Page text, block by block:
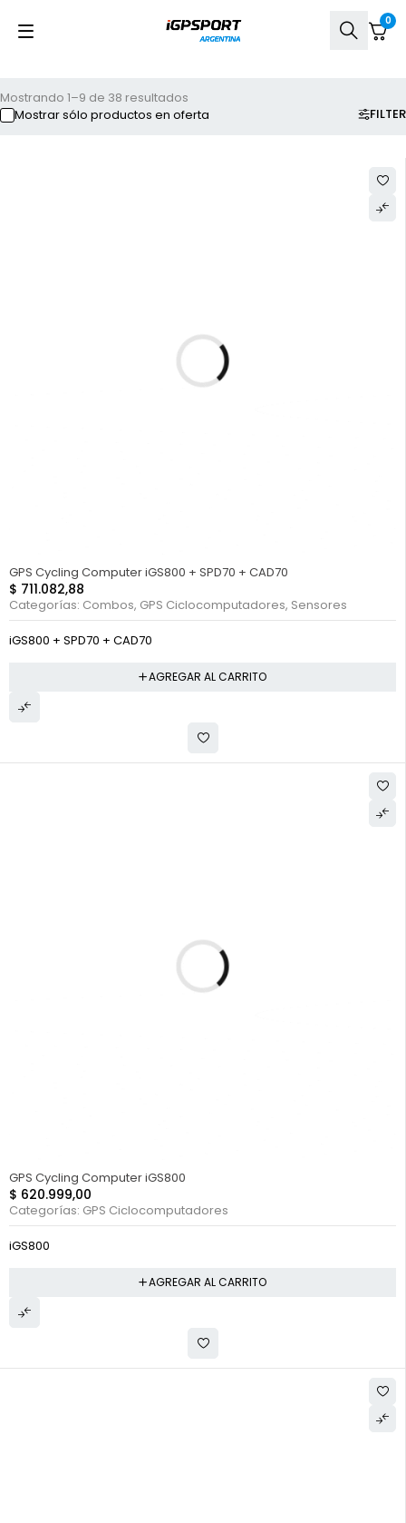
0
FILTER
Mostrando 1–9 de 38 resultados
Mostrar sólo productos en oferta
GPS Cycling Computer iGS800 + SPD70 + CAD70
$ 711.082,88
Categorías: Combos, GPS Ciclocomputadores, Sensores
iGS800 + SPD70 + CAD70
AGREGAR AL CARRITO
GPS Cycling Computer iGS800
$ 620.999,00
Categorías: GPS Ciclocomputadores
iGS800
AGREGAR AL CARRITO